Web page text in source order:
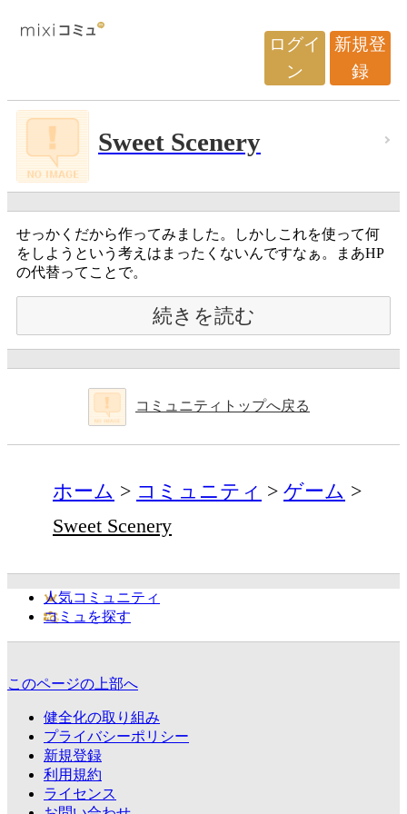
ログイ
ン
新規登
録
Sweet Scenery
せっかくだから作ってみました。しかしこれを使って何
をしようという考えはまったくないんですなぁ。まあHP
の代替ってことで。
続きを読む
コミュニティトップへ戻る
ホーム コミュニティ
ゲーム
Sweet Scenery
人気コミュニティ
コミュを探す
このページの上部へ
健全化の取り組み
プライバシーポリシー
新規登録
利用規約
ライセンス